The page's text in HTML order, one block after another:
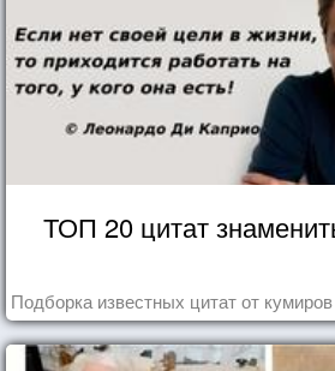
ТОП 20 цитат
Подборка известных цитат от